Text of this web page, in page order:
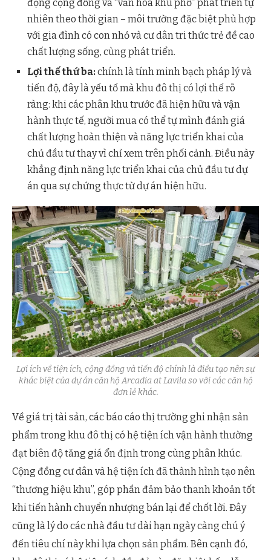
động cộng đồng và “văn hóa khu phố” phát triển tự
nhiên theo thời gian – môi trường đặc biệt phù hợp
với gia đình có con nhỏ và cư dân tri thức trẻ đề cao
chất lượng sống, cùng phát triển.
Lợi thế thứ ba:chính là tính minh bạch pháp lý và
tiến độ, đây là yếu tố mà khu đô thị có lợi thế rõ
ràng: khi các phân khu trước đã hiện hữu và vận
hành thực tế, người mua có thể tự mình đánh giá
chất lượng hoàn thiện và năng lực triển khai của
chủ đầu tư thay vì chỉ xem trên phối cảnh. Điều này
khẳng định năng lực triển khai của chủ đầu tư dự
án qua sự chứng thực từ dự án hiện hữu.
Lợi ích về tiện ích, cộng đồng và tiến độ chính là điều tạo nên sự
khác biệt của dự án căn hộ Arcadia at Lavila so với các căn hộ
đơn lẻ khác.
Về giá trị tài sản, các báo cáo thị trường ghi nhận sản
phẩm trong khu đô thị có hệ tiện ích vận hành thường
đạt biên độ tăng giá ổn định trong cùng phân khúc.
Cộng đồng cư dân và hệ tiện ích đã thành hình tạo nên
“thương hiệu khu”, góp phần đảm bảo thanh khoản tốt
khi tiến hành chuyển nhượng bán lại để chốt lời. Đây
cũng là lý do các nhà đầu tư dài hạn ngày càng chú ý
đến tiêu chí này khi lựa chọn sản phẩm. Bên cạnh đó,